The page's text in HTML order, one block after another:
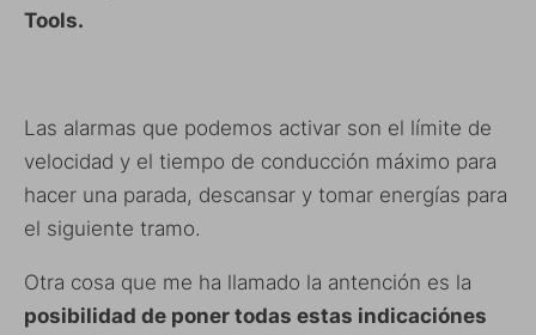
Tools.
Las alarmas que podemos activar son el límite de
velocidad y el tiempo de conducción máximo para
hacer una parada, descansar y tomar energías para
el siguiente tramo.
Otra cosa que me ha llamado la antención es la
posibilidad de poner todas estas indicaciónes